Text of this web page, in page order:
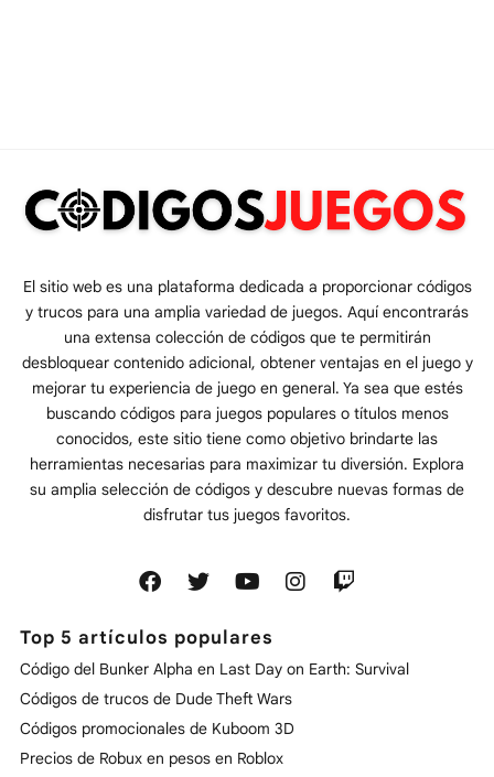
El sitio web es una plataforma dedicada a proporcionar códigos
y trucos para una amplia variedad de juegos. Aquí encontrarás
una extensa colección de códigos que te permitirán
desbloquear contenido adicional, obtener ventajas en el juego y
mejorar tu experiencia de juego en general. Ya sea que estés
buscando códigos para juegos populares o títulos menos
conocidos, este sitio tiene como objetivo brindarte las
herramientas necesarias para maximizar tu diversión. Explora
su amplia selección de códigos y descubre nuevas formas de
disfrutar tus juegos favoritos.
Top 5 artículos populares
Código del Bunker Alpha en Last Day on Earth: Survival
Códigos de trucos de Dude Theft Wars
Códigos promocionales de Kuboom 3D
Precios de Robux en pesos en Roblox